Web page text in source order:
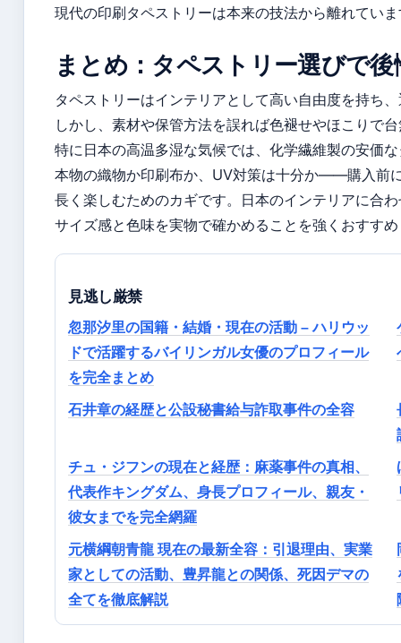
現代の印刷タペストリーは本来の技法から離れてい
まとめ：タペストリー選びで
タペストリーはインテリアとして高い自由度を持ち
しかし、素材や保管方法を誤れば色褪せやほこりで
特に日本の高温多湿な気候では、化学繊維製の安価
本物の織物か印刷布か、UV対策は十分か——購入前
長く楽しむためのカギです。日本のインテリアに合
サイズ感と色味を実物で確かめることを強くおすす
見逃し厳禁
忽那汐里の国籍・結婚・現在の活動 – ハリウッ
ドで活躍するバイリンガル女優のプロフィール
を完全まとめ
石井章の経歴と公設秘書給与詐取事件の全容
チュ・ジフンの現在と経歴：麻薬事件の真相、
代表作キングダム、身長プロフィール、親友・
彼女までを完全網羅
元横綱朝青龍 現在の最新全容：引退理由、実業
家としての活動、豊昇龍との関係、死因デマの
全てを徹底解説